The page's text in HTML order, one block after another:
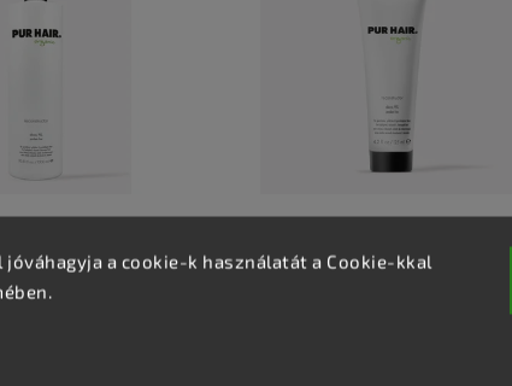
a cookie-k használatát a Cookie-kkal
hajkúra –
Organikus
1000 ml
Hajmaszk, fodrász hajkúra –